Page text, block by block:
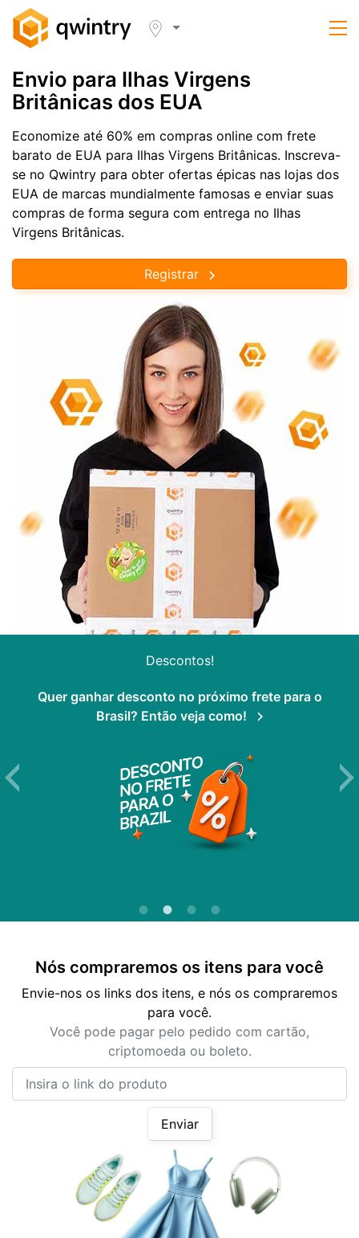
Envio para Ilhas Virgens
Britânicas dos EUA
Economize até 60% em compras online com frete
barato de EUA para Ilhas Virgens Britânicas. Inscreva-
se no Qwintry para obter ofertas épicas nas lojas dos
EUA de marcas mundialmente famosas e enviar suas
compras de forma segura com entrega no Ilhas
Virgens Britânicas.
Registrar
Descontos!
Quer ganhar desconto no próximo frete para o
Brasil? Então veja como!
Nós compraremos os itens para você
Envie-nos os links dos itens, e nós os compraremos
para você.
Você pode pagar pelo pedido com cartão,
criptomoeda ou boleto.
Enviar